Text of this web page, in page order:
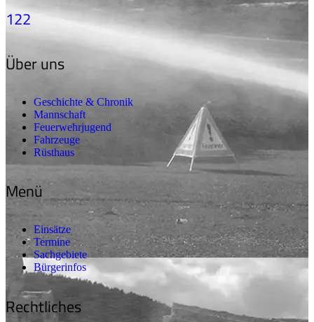
122
Über uns
Geschichte & Chronik
Mannschaft
Feuerwehrjugend
Fahrzeuge
Rüsthaus
Menü
Einsätze
Termine
Sachgebiete
Bürgerinfos
Rechtliches